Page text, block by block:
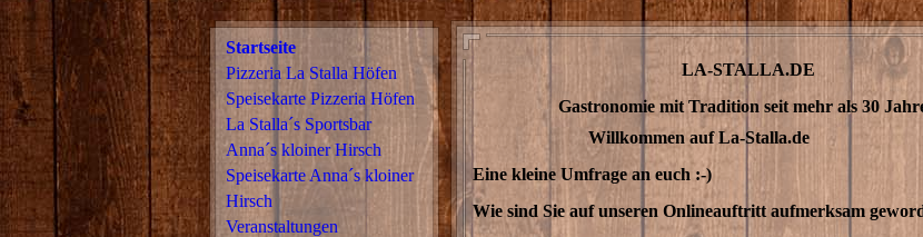
Startseite
Pizzeria La Stalla Höfen
Speisekarte Pizzeria Höfen
La Stalla´s Sportsbar
Anna´s kloiner Hirsch
Speisekarte Anna´s kloiner
Hirsch
Veranstaltungen
LA-STALLA.DE
Gastronomie mit Tradition seit mehr als 30
Willkommen auf La-Stalla.de
Eine kleine Umfrage an euch :-)
Wie sind Sie auf unseren Onlineauftritt aufmerksam